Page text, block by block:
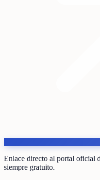
Enlace directo al portal oficial
siempre gratuito.